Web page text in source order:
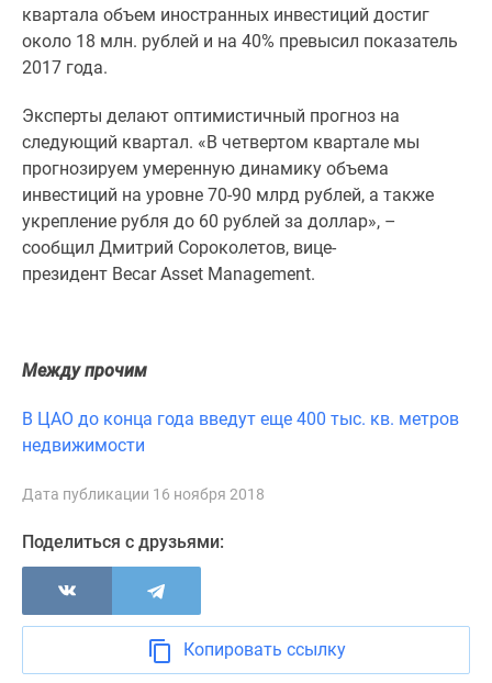
Студии
комнатные
комнатные
комнатные
Квартиры
карте
Ипотечный
Военная
ипотека
Банки
программы
Новости
недвижимости
Мнение
эксперта
рынка
квартала объем иностранных инвестиций достиг
около 18 млн. рублей и на 40% превысил показатель
2017 года.
Эксперты делают оптимистичный прогноз на
следующий квартал. «В четвертом квартале мы
прогнозируем умеренную динамику объема
инвестиций на уровне 70-90 млрд рублей, а также
укрепление рубля до 60 рублей за доллар», –
сообщил Дмитрий Сороколетов, вице-
президент Becar Asset Management.
Между прочим
В ЦАО до конца года введут еще 400 тыс. кв. метров
недвижимости
Дата публикации 16 ноября 2018
Поделиться с друзьями:
Копировать ссылку